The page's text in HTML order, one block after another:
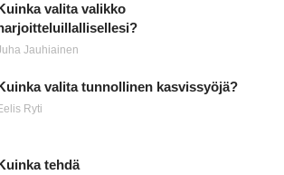
valita valikko
Jauhiainen
valita tunnollinen kasvissyöjä?
Ryti
tehdä